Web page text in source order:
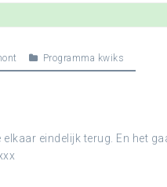
Programma kwiks
eindelijk terug. En het